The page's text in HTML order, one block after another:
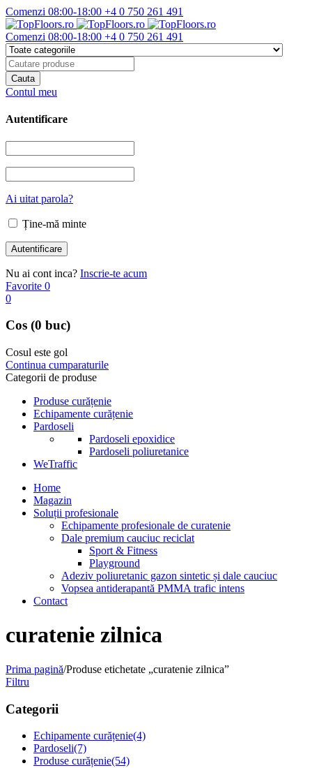
Comenzi 08:00-18:00 +4 0 750 261 491
Comenzi 08:00-18:00 +4 0 750 261 491
Contul meu
Autentificare
Ai uitat parola?
Ține-mă minte
Nu ai cont inca? Inscrie-te acum
Favorite 0
0
Cos (0 buc)
Cosul este gol
Continua cumparaturile
Categorii de produse
Produse curățenie
Echipamente curățenie
Pardoseli
Pardoseli epoxidice
Pardoseli poliuretanice
WeTraffic
Home
Magazin
Soluții profesionale
Echipamente profesionale de curatenie
Dale premium cauciuc reciclat
Sport & Fitness
Playground
Adeziv poliuretanic gazon sintetic și dale cauciuc
Vopsea antiderapantă PMMA trafic intens
Contact
curatenie zilnica
Prima pagină/Produse etichetate „curatenie zilnica”
Filtru
Categorii
Echipamente curățenie(4)
Pardoseli(7)
Produse curățenie(54)